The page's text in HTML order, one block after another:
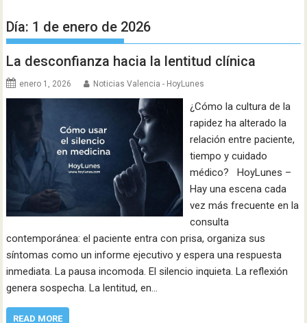
Día: 1 de enero de 2026
La desconfianza hacia la lentitud clínica
enero 1, 2026 Noticias Valencia - HoyLunes
¿Cómo la cultura de la
rapidez ha alterado la
relación entre paciente,
tiempo y cuidado
médico? HoyLunes –
Hay una escena cada
vez más frecuente en la
consulta
contemporánea: el paciente entra con prisa, organiza sus
síntomas como un informe ejecutivo y espera una respuesta
inmediata. La pausa incomoda. El silencio inquieta. La reflexión
genera sospecha. La lentitud, en…
READ MORE